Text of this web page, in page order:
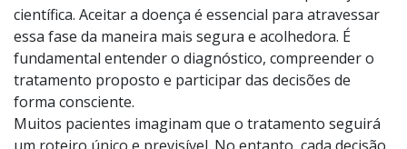
Alguns pacientes se culpam, seja por terem adiado a
procura por ajuda, ou sintomas que ignoraram. Outros
negam o diagnóstico e desaparecem por um tempo ou
buscam tratamentos alternativos sem comprovação
científica. Aceitar a doença é essencial para atravessar
essa fase da maneira mais segura e acolhedora. É
fundamental entender o diagnóstico, compreender o